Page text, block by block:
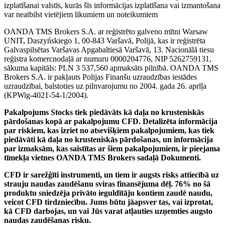
izplatīšanai valstīs, kurās šīs informācijas izplatīšana vai izmantošana
var neatbilst vietējiem likumiem un noteikumiem
OANDA TMS Brokers S.A. ar reģistrēto galveno mītni Warsaw
UNIT, Daszyńskiego 1, 00-843 Varšavā, Polijā, kas ir reģistrēta
Galvaspilsētas Varšavas Apgabaltiesā Varšavā, 13. Nacionālā tiesu
reģistra komercnodaļā ar numuru 0000204776, NIP 5262759131,
sākuma kapitāls: PLN 3 537,560 apmaksāts pilnībā. OANDA TMS
Brokers S.A. ir pakļauts Polijas Finanšu uzraudzības iestādes
uzraudzībai, balstoties uz pilnvarojumu no 2004. gada 26. aprīļa
(KPWig-4021-54-1/2004).
Pakalpojums Stocks tiek piedāvāts kā daļa no krusteniskās
pārdošanas kopā ar pakalpojumu CFD. Detalizēta informācija
par riskiem, kas izriet no atsevišķiem pakalpojumiem, kas tiek
piedāvāti kā daļa no krusteniskās pārdošanas, un informācija
par izmaksām, kas saistītas ar šiem pakalpojumiem, ir pieejama
tīmekļa vietnes OANDA TMS Brokers sadaļā Dokumenti.
CFD ir sarežģīti instrumenti, un tiem ir augsts risks attiecībā uz
strauju naudas zaudēšanu sviras finansējuma dēļ. 76% no šā
produktu sniedzēja privāto ieguldītāju kontiem zaudē naudu,
veicot CFD tirdzniecību. Jums būtu jāapsver tas, vai izprotat,
kā CFD darbojas, un vai Jūs varat atļauties uzņemties augsto
naudas zaudēšanas risku.